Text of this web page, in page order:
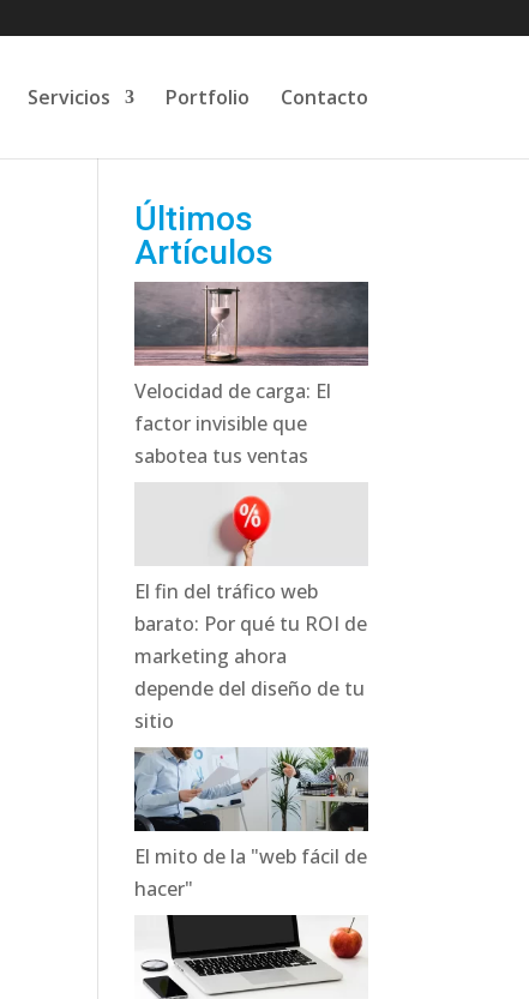
Servicios Portfolio Contacto
Últimos
Artículos
Velocidad de carga: El
factor invisible que
sabotea tus ventas
El fin del tráfico web
barato: Por qué tu ROI de
marketing ahora
depende del diseño de tu
sitio
El mito de la "web fácil de
hacer"